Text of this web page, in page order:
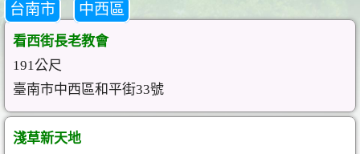
台南市 中西區
看西街長老教會
191公尺
臺南市中西區和平街33號
淺草新天地